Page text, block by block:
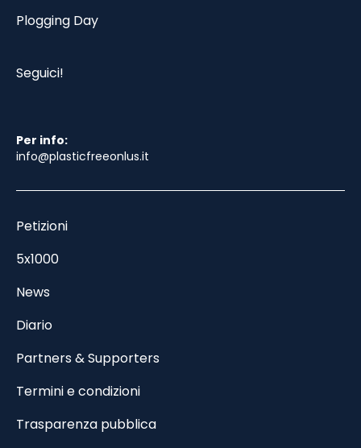
Plogging Day
Petizioni
5x1000
News
Diario
Partners & Supporters
Termini e condizioni
Trasparenza pubblica
Seguici!
Per info:
info@plasticfreeonlus.it